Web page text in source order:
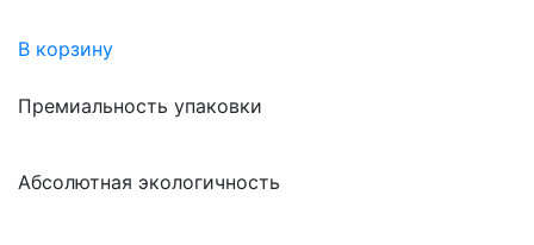
В корзину
Премиальность упаковки
Абсолютная экологичность